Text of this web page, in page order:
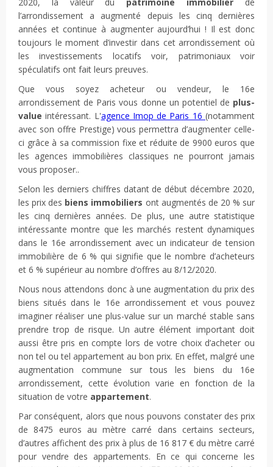
l’arrondissement a augmenté depuis les cinq dernières
années et continue à augmenter aujourd’hui ! Il est donc
toujours le moment d’investir dans cet arrondissement où
les investissements locatifs voir, patrimoniaux voir
spéculatifs ont fait leurs preuves.
Que vous soyez acheteur ou vendeur, le 16e
arrondissement de Paris vous donne un potentiel de plus-
value intéressant. L'agence Imop de Paris 16(notamment
avec son offre Prestige) vous permettra d’augmenter celle-
ci grâce à sa commission fixe et réduite de 9900 euros que
les agences immobilières classiques ne pourront jamais
vous proposer..
Selon les derniers chiffres datant de début décembre 2020,
les prix des biens immobiliers ont augmentés de 20 % sur
les cinq dernières années. De plus, une autre statistique
intéressante montre que les marchés restent dynamiques
dans le 16e arrondissement avec un indicateur de tension
immobilière de 6 % qui signifie que le nombre d’acheteurs
et 6 % supérieur au nombre d’offres au 8/12/2020.
Nous nous attendons donc à une augmentation du prix des
biens situés dans le 16e arrondissement et vous pouvez
imaginer réaliser une plus-value sur un marché stable sans
prendre trop de risque. Un autre élément important doit
aussi être pris en compte lors de votre choix d’acheter ou
non tel ou tel appartement au bon prix. En effet, malgré une
augmentation commune sur tous les biens du 16e
arrondissement, cette évolution varie en fonction de la
situation de votre appartement.
Par conséquent, alors que nous pouvons constater des prix
de 8475 euros au mètre carré dans certains secteurs,
d’autres affichent des prix à plus de 16 817 € du mètre carré
pour vendre des appartements. En ce qui concerne les